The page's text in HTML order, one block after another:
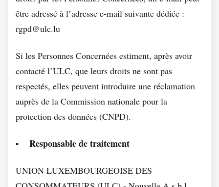
être adressé à l’adresse e-mail suivante dédiée :
rgpd@ulc.lu
Si les Personnes Concernées estiment, après avoir
contacté l’ULC, que leurs droits ne sont pas
respectés, elles peuvent introduire une réclamation
auprès de la Commission nationale pour la
protection des données (CNPD).
• Responsable de traitement
UNION LUXEMBOURGEOISE DES